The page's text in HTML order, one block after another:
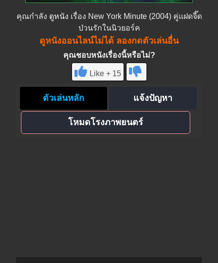
คุณกำลัง ดูหนัง เรื่อง New York Minute (2004) คู่แฝดจี๊ด
ป่วนรักในนิวยอร์ค
ดูหนังออนไลน์ไม่ได้ ลองกดตัวเล่นอื่น
คุณชอบหนังเรื่องนี้หรือไม่?
Like + 15
ตัวเล่นหลัก แจ้งปัญหา
โหมดโรงภาพยนตร์